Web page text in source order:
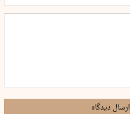
ارسال دیدگاه